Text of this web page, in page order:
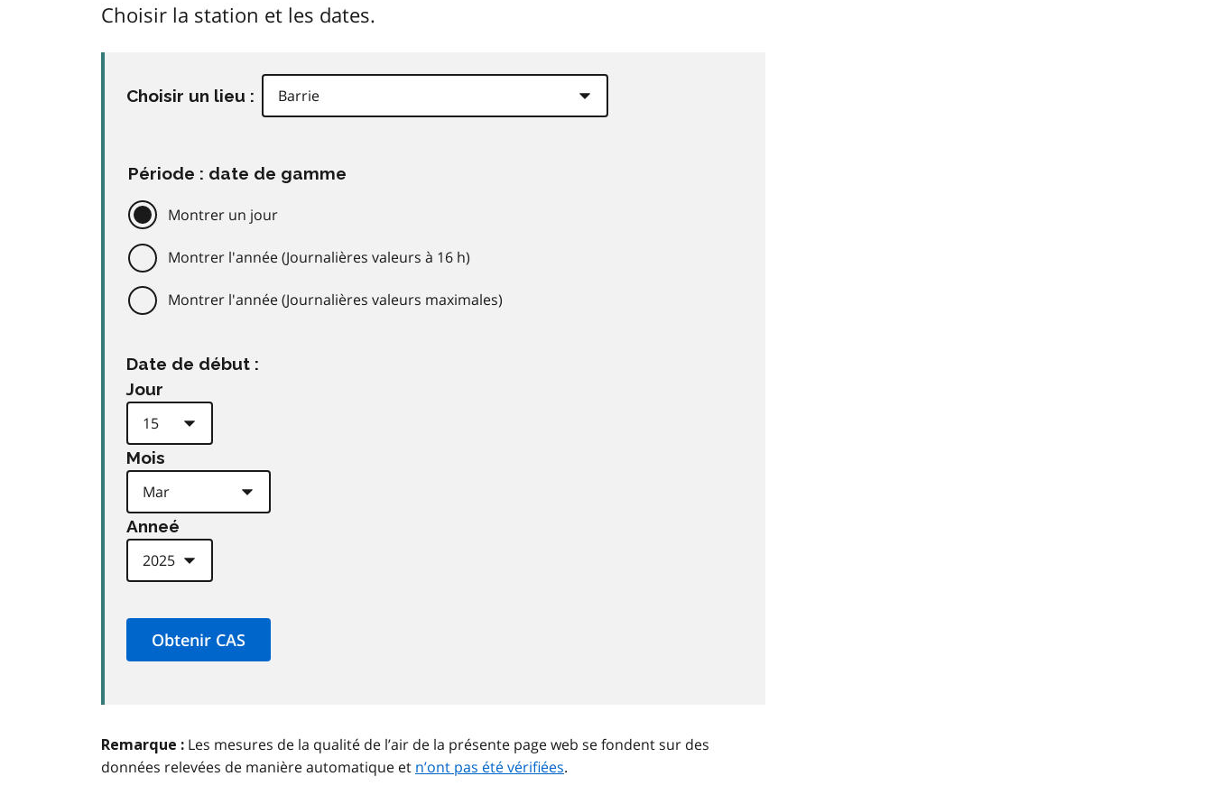
Choisir la station et les dates.
Choisir un lieu :
Période : date de gamme
Montrer un jour
Montrer l'année (Journalières valeurs à 16 h)
Montrer l'année (Journalières valeurs maximales)
Date de début :
Jour
Mois
Anneé
Remarque : Les mesures de la qualité de l’air de la présente page web se fondent sur des
données relevées de manière automatique et n’ont pas été vérifiées.